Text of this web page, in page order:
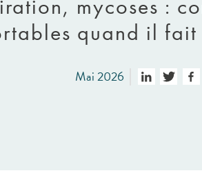
mycoses :
quand il fait
Mai 2026